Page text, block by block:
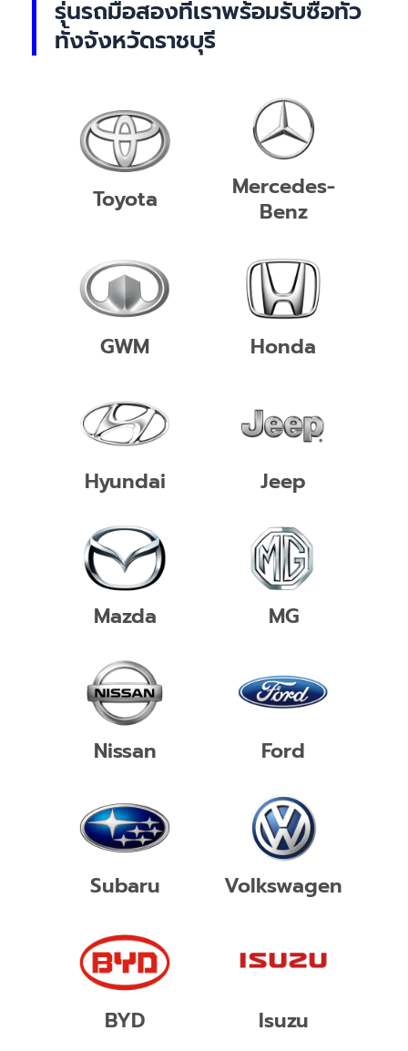
รุ่นรถมือสองที่เราพร้อมรับซื้อทั่ว
ทั้งจังหวัดราชบุรี
Toyota
Mercedes-
Benz
GWM Honda
Hyundai Jeep
Mazda MG
Nissan Ford
Subaru Volkswagen
BYD Isuzu